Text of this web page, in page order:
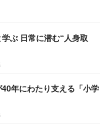
ぶ 日常に潜む“人身取
年にわたり支える「小学